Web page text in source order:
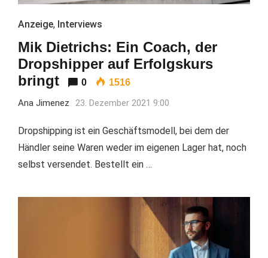
Anzeige, Interviews
Mik Dietrichs: Ein Coach, der
Dropshipper auf Erfolgskurs
bringt
0 1516
Ana Jimenez 23. Dezember 2021 9:00
Dropshipping ist ein Geschäftsmodell, bei dem der
Händler seine Waren weder im eigenen Lager hat, noch
selbst versendet. Bestellt ein …